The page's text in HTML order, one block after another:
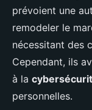
prévoient une
remodeler le
nécessitant des
Cependant, ils
à la
personnelles.